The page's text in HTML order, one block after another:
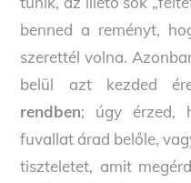
benned a reményt,
szerettél volna.
belül azt kezded
rendben; úgy érzed,
fuvallat árad belőle,
tiszteletet, amit